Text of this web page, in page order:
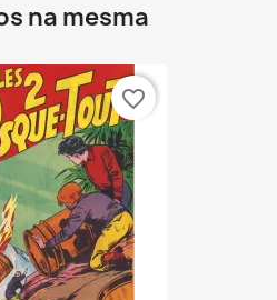
na mesma
favorite_border